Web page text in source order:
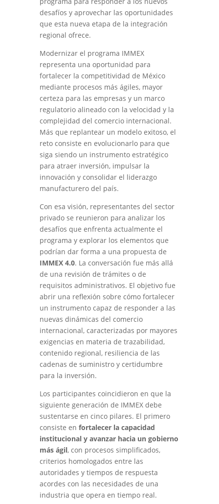
desafíos y aprovechar las oportunidades
que esta nueva etapa de la integración
regional ofrece.
Modernizar el programa IMMEX
representa una oportunidad para
fortalecer la competitividad de México
mediante procesos más ágiles, mayor
certeza para las empresas y un marco
regulatorio alineado con la velocidad y la
complejidad del comercio internacional.
Más que replantear un modelo exitoso, el
reto consiste en evolucionarlo para que
siga siendo un instrumento estratégico
para atraer inversión, impulsar la
innovación y consolidar el liderazgo
manufacturero del país.
Con esa visión, representantes del sector
privado se reunieron para analizar los
desafíos que enfrenta actualmente el
programa y explorar los elementos que
podrían dar forma a una propuesta de
IMMEX 4.0. La conversación fue más allá
de una revisión de trámites o de
requisitos administrativos. El objetivo fue
abrir una reflexión sobre cómo fortalecer
un instrumento capaz de responder a las
nuevas dinámicas del comercio
internacional, caracterizadas por mayores
exigencias en materia de trazabilidad,
contenido regional, resiliencia de las
cadenas de suministro y certidumbre
para la inversión.
Los participantes coincidieron en que la
siguiente generación de IMMEX debe
sustentarse en cinco pilares. El primero
consiste en fortalecer la capacidad
institucional y avanzar hacia un gobierno
más ágil, con procesos simplificados,
criterios homologados entre las
autoridades y tiempos de respuesta
acordes con las necesidades de una
industria que opera en tiempo real.